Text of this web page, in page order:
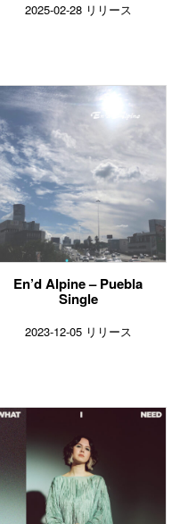
2025-02-28 リリース
En’d Alpine – Puebla
Single
2023-12-05 リリース